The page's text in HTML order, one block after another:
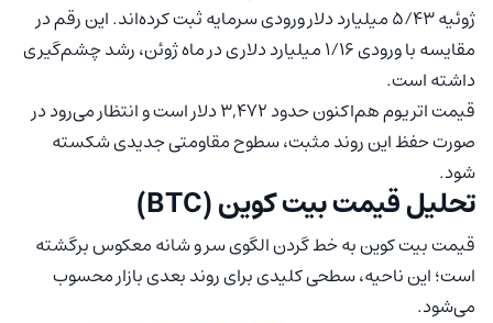
ژوئیه ۵/۴۳ میلیارد دلار ورودی سرمایه ثبت کرده‌اند. این رقم در
مقایسه با ورودی ۱/۱۶ میلیارد دلاری در ماه ژوئن، رشد چشم‌گیری
داشته است.
قیمت اتریوم هم‌اکنون حدود ۳,۴۷۲ دلار است و انتظار می‌رود در
صورت حفظ این روند مثبت، سطوح مقاومتی جدیدی شکسته
شود.
تحلیل قیمت بیت کوین (BTC)
قیمت بیت کوین به خط گردن الگوی سر و شانه معکوس برگشته
است؛ این ناحیه، سطحی کلیدی برای روند بعدی بازار محسوب
می‌شود.